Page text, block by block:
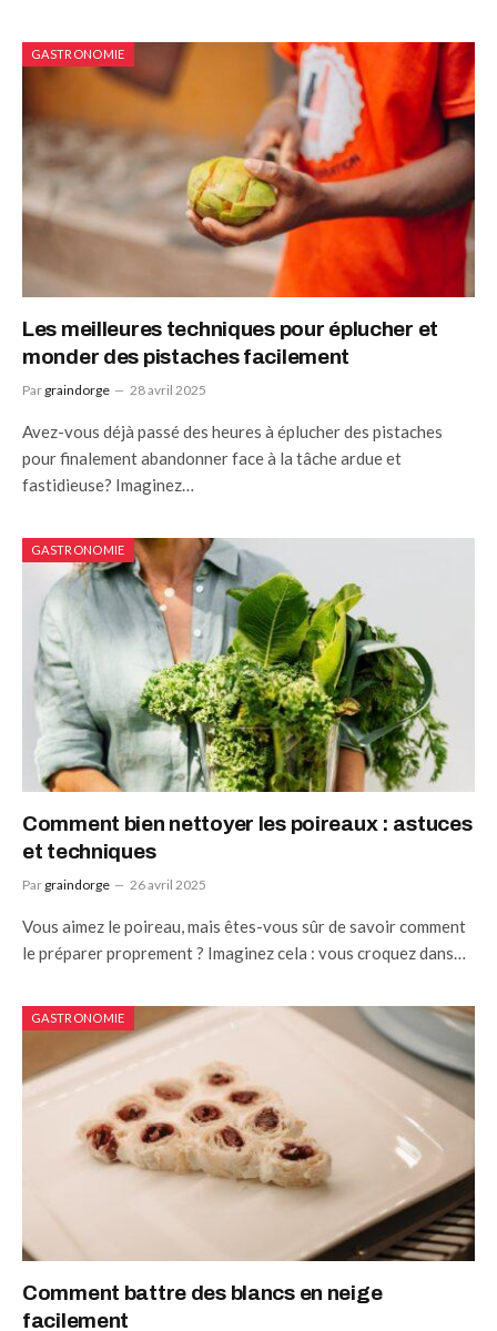
GASTRONOMIE
Les meilleures techniques pour éplucher et
monder des pistaches facilement
Par graindorge 28 avril 2025
Avez-vous déjà passé des heures à éplucher des pistaches
pour finalement abandonner face à la tâche ardue et
fastidieuse? Imaginez…
GASTRONOMIE
Comment bien nettoyer les poireaux : astuces
et techniques
Par graindorge 26 avril 2025
Vous aimez le poireau, mais êtes-vous sûr de savoir comment
le préparer proprement ? Imaginez cela : vous croquez dans…
GASTRONOMIE
Comment battre des blancs en neige
facilement